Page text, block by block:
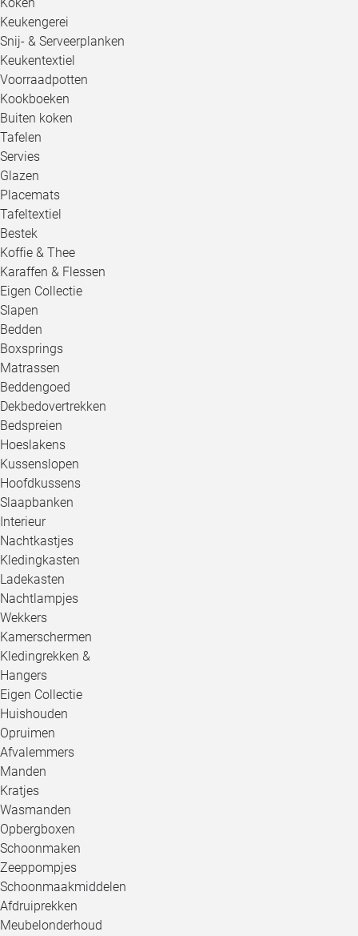
Keukengerei
Snij- & Serveerplanken
Keukentextiel
Voorraadpotten
Kookboeken
Buiten koken
Tafelen
Servies
Glazen
Placemats
Tafeltextiel
Bestek
Koffie & Thee
Karaffen & Flessen
Eigen Collectie
Slapen
Bedden
Boxsprings
Matrassen
Beddengoed
Dekbedovertrekken
Bedspreien
Hoeslakens
Kussenslopen
Hoofdkussens
Slaapbanken
Interieur
Nachtkastjes
Kledingkasten
Ladekasten
Nachtlampjes
Wekkers
Kamerschermen
Kledingrekken &
Hangers
Eigen Collectie
Huishouden
Opruimen
Afvalemmers
Manden
Kratjes
Wasmanden
Opbergboxen
Schoonmaken
Zeeppompjes
Schoonmaakmiddelen
Afdruiprekken
Meubelonderhoud